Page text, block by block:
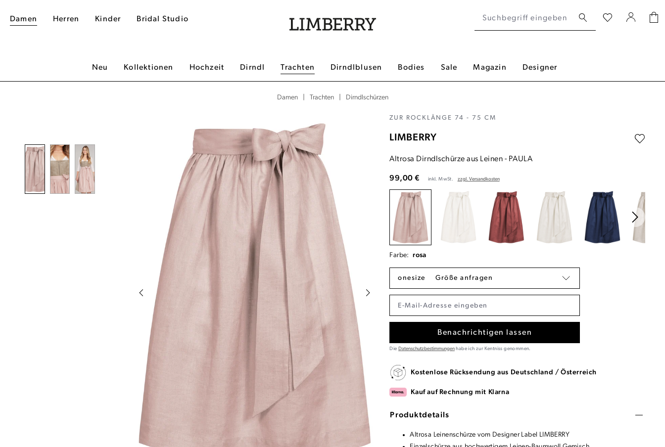
Damen Herren Kinder Bridal Studio
Neu Kollektionen Hochzeit Dirndl Trachten Dirndlblusen Bodies Sale Magazin Designer
Damen Trachten Dirndlschürzen
ZUR ROCKLÄNGE 74 - 75 CM
LIMBERRY
Altrosa Dirndlschürze aus Leinen - PAULA
99,00 € inkl. MwSt. zzgl. Versandkosten
Farbe: rosa
onesize Größe anfragen
Benachrichtigen lassen
Die Datenschutzbestimmungenhabe ich zur Kentniss genommen.
Kostenlose Rücksendung aus Deutschland / Österreich
Kauf auf Rechnung mit Klarna
Produktdetails
Altrosa Leinenschürze vom Designer Label LIMBERRY